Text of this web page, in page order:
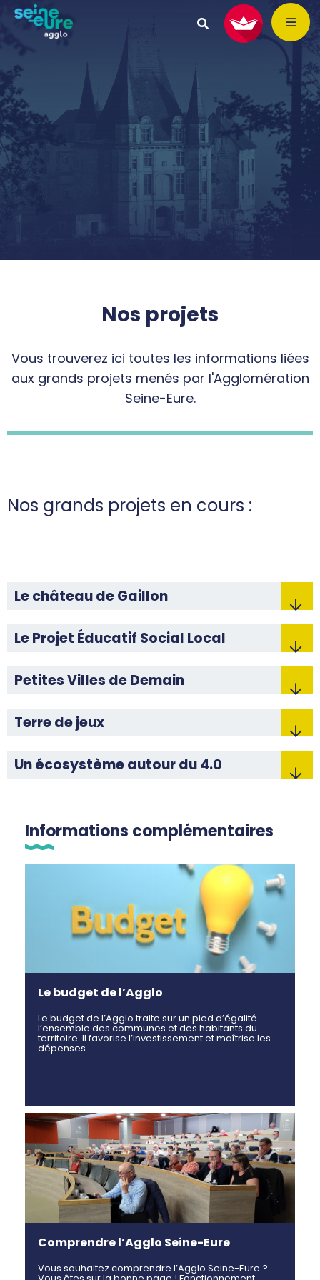
Nos projets
Vous trouverez ici toutes les informations liées
aux grands projets menés par l'Agglomération
Seine-Eure.
Nos grands projets en cours :
Le château de Gaillon
Le Projet Éducatif Social Local
Petites Villes de Demain
Terre de jeux
Un écosystème autour du 4.0
Informations complémentaires
Le budget de l’Agglo
Le budget de l’Agglo traite sur un pied d’égalité
l’ensemble des communes et des habitants du
territoire. Il favorise l’investissement et maîtrise les
dépenses.
Comprendre l’Agglo Seine-Eure
Vous souhaitez comprendre l’Agglo Seine-Eure ?